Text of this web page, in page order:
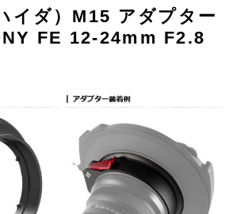
イダ）M15 アダプター
FE 12-24mm F2.8